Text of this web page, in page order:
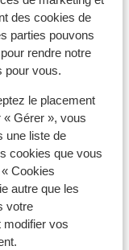
des cookies de
parties pouvons
rendre notre
pour vous.
le placement
Gérer », vous
une liste de
cookies que vous
Cookies
autre que les
votre
modifier vos
100
de ski